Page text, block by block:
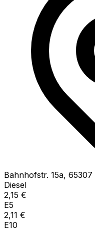
Bahnhofstr. 15a, 65307
Diesel
2,15 €
E5
2,11 €
E10